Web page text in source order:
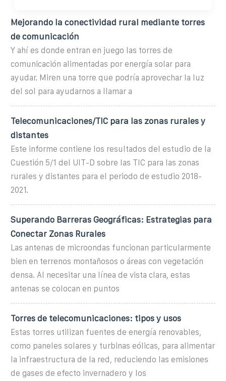
Mejorando la conectividad rural mediante torres
de comunicación
Y ahí es donde entran en juego las torres de
comunicación alimentadas por energía solar para
ayudar. Miren una torre que podría aprovechar la luz
del sol para ayudarnos a llamar a
Telecomunicaciones/TIC para las zonas rurales y
distantes
Este informe contiene los resultados del estudio de la
Cuestión 5/1 del UIT-D sobre las TIC para las zonas
rurales y distantes para el periodo de estudio 2018-
2021.
Superando Barreras Geográficas: Estrategias para
Conectar Zonas Rurales
Las antenas de microondas funcionan particularmente
bien en terrenos montañosos o áreas con vegetación
densa. Al necesitar una línea de vista clara, estas
antenas se colocan en puntos
Torres de telecomunicaciones: tipos y usos
Estas torres utilizan fuentes de energía renovables,
como paneles solares y turbinas eólicas, para alimentar
la infraestructura de la red, reduciendo las emisiones
de gases de efecto invernadero y los